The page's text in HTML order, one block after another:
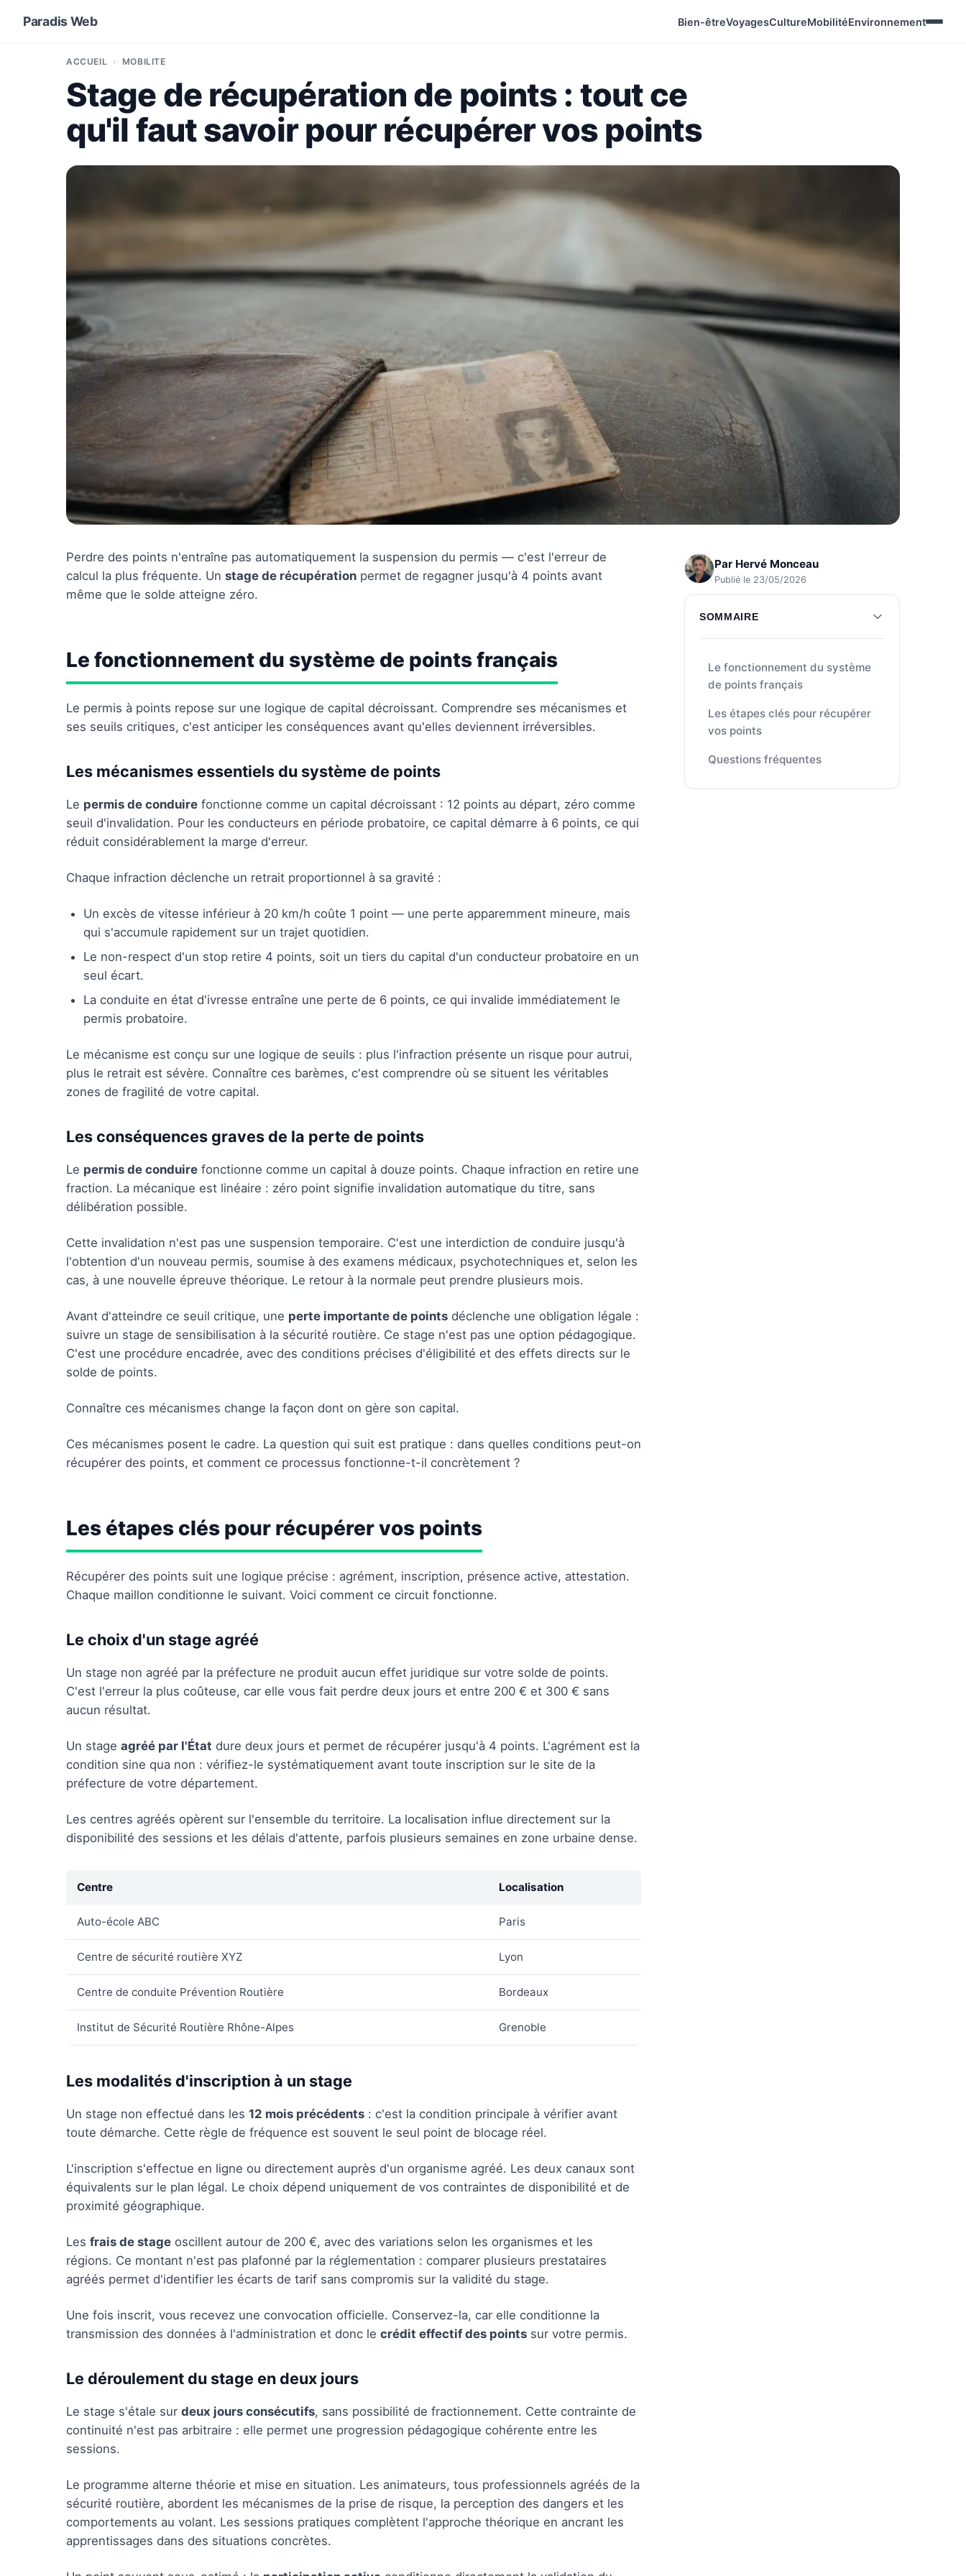
Paradis Web Bien-êtreVoyagesCultureMobilitéEnvironnement
ACCUEIL MOBILITÉ
Stage de récupération de points : tout ce
qu'il faut savoir pour récupérer vos points
Par Hervé Monceau
Publié le 23/05/2026
SOMMAIRE
Le fonctionnement du système
de points français
Les étapes clés pour récupérer
vos points
Questions fréquentes
Perdre des points n'entraîne pas automatiquement la suspension du permis — c'est l'erreur de
calcul la plus fréquente. Un stage de récupération permet de regagner jusqu'à 4 points avant
même que le solde atteigne zéro.
Le fonctionnement du système de points français
Le permis à points repose sur une logique de capital décroissant. Comprendre ses mécanismes et
ses seuils critiques, c'est anticiper les conséquences avant qu'elles deviennent irréversibles.
Les mécanismes essentiels du système de points
Le permis de conduire fonctionne comme un capital décroissant : 12 points au départ, zéro comme
seuil d'invalidation. Pour les conducteurs en période probatoire, ce capital démarre à 6 points, ce qui
réduit considérablement la marge d'erreur.
Chaque infraction déclenche un retrait proportionnel à sa gravité :
Un excès de vitesse inférieur à 20 km/h coûte 1 point — une perte apparemment mineure, mais
qui s'accumule rapidement sur un trajet quotidien.
Le non-respect d'un stop retire 4 points, soit un tiers du capital d'un conducteur probatoire en un
seul écart.
La conduite en état d'ivresse entraîne une perte de 6 points, ce qui invalide immédiatement le
permis probatoire.
Le mécanisme est conçu sur une logique de seuils : plus l'infraction présente un risque pour autrui,
plus le retrait est sévère. Connaître ces barèmes, c'est comprendre où se situent les véritables
zones de fragilité de votre capital.
Les conséquences graves de la perte de points
Le permis de conduire fonctionne comme un capital à douze points. Chaque infraction en retire une
fraction. La mécanique est linéaire : zéro point signifie invalidation automatique du titre, sans
délibération possible.
Cette invalidation n'est pas une suspension temporaire. C'est une interdiction de conduire jusqu'à
l'obtention d'un nouveau permis, soumise à des examens médicaux, psychotechniques et, selon les
cas, à une nouvelle épreuve théorique. Le retour à la normale peut prendre plusieurs mois.
Avant d'atteindre ce seuil critique, une perte importante de points déclenche une obligation légale :
suivre un stage de sensibilisation à la sécurité routière. Ce stage n'est pas une option pédagogique.
C'est une procédure encadrée, avec des conditions précises d'éligibilité et des effets directs sur le
solde de points.
Connaître ces mécanismes change la façon dont on gère son capital.
Ces mécanismes posent le cadre. La question qui suit est pratique : dans quelles conditions peut-on
récupérer des points, et comment ce processus fonctionne-t-il concrètement ?
Les étapes clés pour récupérer vos points
Récupérer des points suit une logique précise : agrément, inscription, présence active, attestation.
Chaque maillon conditionne le suivant. Voici comment ce circuit fonctionne.
Le choix d'un stage agréé
Un stage non agréé par la préfecture ne produit aucun effet juridique sur votre solde de points.
C'est l'erreur la plus coûteuse, car elle vous fait perdre deux jours et entre 200 € et 300 € sans
aucun résultat.
Un stage agréé par l'État dure deux jours et permet de récupérer jusqu'à 4 points. L'agrément est la
condition sine qua non : vérifiez-le systématiquement avant toute inscription sur le site de la
préfecture de votre département.
Les centres agréés opèrent sur l'ensemble du territoire. La localisation influe directement sur la
disponibilité des sessions et les délais d'attente, parfois plusieurs semaines en zone urbaine dense.
Centre Localisation
Auto-école ABC Paris
Centre de sécurité routière XYZ Lyon
Centre de conduite Prévention Routière Bordeaux
Institut de Sécurité Routière Rhône-Alpes Grenoble
Les modalités d'inscription à un stage
Un stage non effectué dans les 12 mois précédents : c'est la condition principale à vérifier avant
toute démarche. Cette règle de fréquence est souvent le seul point de blocage réel.
L'inscription s'effectue en ligne ou directement auprès d'un organisme agréé. Les deux canaux sont
équivalents sur le plan légal. Le choix dépend uniquement de vos contraintes de disponibilité et de
proximité géographique.
Les frais de stage oscillent autour de 200 €, avec des variations selon les organismes et les
régions. Ce montant n'est pas plafonné par la réglementation : comparer plusieurs prestataires
agréés permet d'identifier les écarts de tarif sans compromis sur la validité du stage.
Une fois inscrit, vous recevez une convocation officielle. Conservez-la, car elle conditionne la
transmission des données à l'administration et donc le crédit effectif des points sur votre permis.
Le déroulement du stage en deux jours
Le stage s'étale sur deux jours consécutifs, sans possibilité de fractionnement. Cette contrainte de
continuité n'est pas arbitraire : elle permet une progression pédagogique cohérente entre les
sessions.
Le programme alterne théorie et mise en situation. Les animateurs, tous professionnels agréés de la
sécurité routière, abordent les mécanismes de la prise de risque, la perception des dangers et les
comportements au volant. Les sessions pratiques complètent l'approche théorique en ancrant les
apprentissages dans des situations concrètes.